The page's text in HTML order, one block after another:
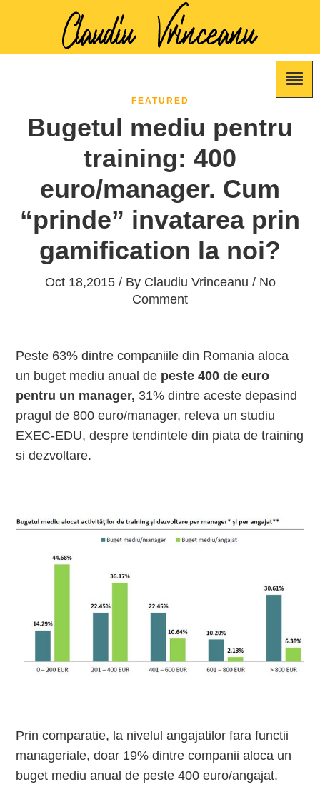
FEATURED
Bugetul mediu pentru
training: 400
euro/manager. Cum
“prinde” invatarea prin
gamification la noi?
Oct 18,2015 / By Claudiu Vrinceanu / No
Comment
Peste 63% dintre companiile din Romania aloca
un buget mediu anual de peste 400 de euro
pentru un manager, 31% dintre aceste depasind
pragul de 800 euro/manager, releva un studiu
EXEC-EDU, despre tendintele din piata de training
si dezvoltare.
Prin comparatie, la nivelul angajatilor fara functii
manageriale, doar 19% dintre companii aloca un
buget mediu anual de peste 400 euro/angajat.